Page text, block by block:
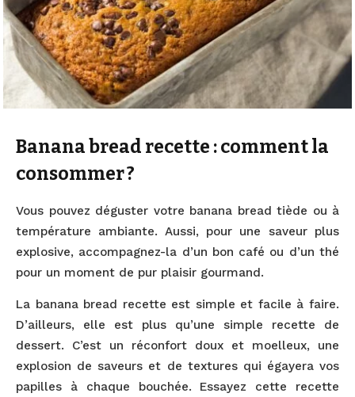
Banana bread recette : comment la
consommer ?
Vous pouvez déguster votre banana bread tiède ou à
température ambiante. Aussi, pour une saveur plus
explosive, accompagnez-la d’un bon café ou d’un thé
pour un moment de pur plaisir gourmand.
La banana bread recette est simple et facile à faire.
D’ailleurs, elle est plus qu’une simple recette de
dessert. C’est un réconfort doux et moelleux, une
explosion de saveurs et de textures qui égayera vos
papilles à chaque bouchée. Essayez cette recette